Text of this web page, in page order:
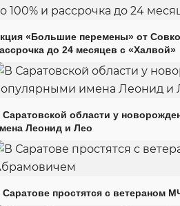
«Большие перемены» от
до 24 месяцев с «Халвой»
Саратовской области у
Леонид и Лео
Саратове простятся с ветераном